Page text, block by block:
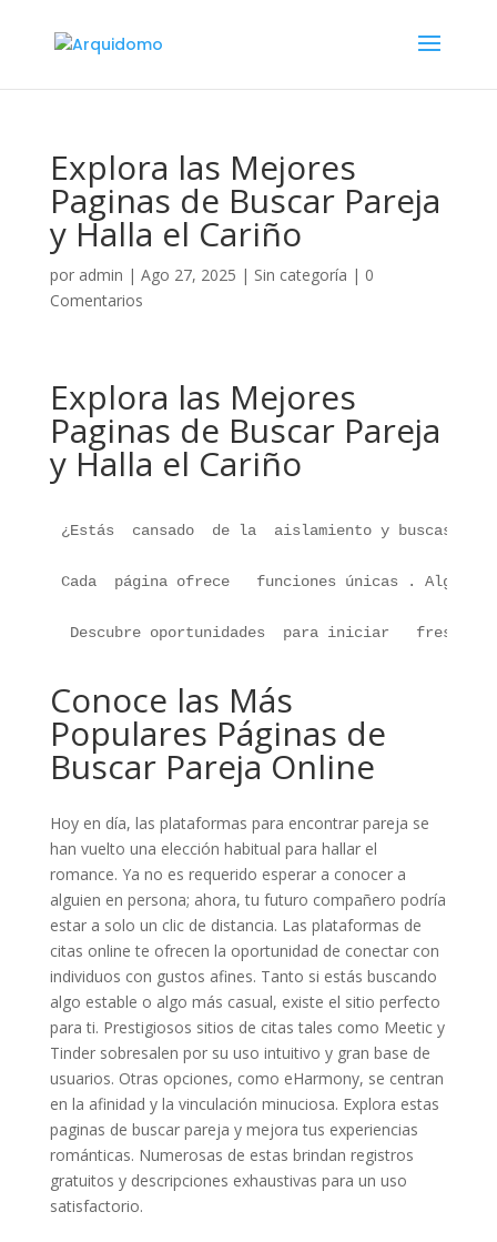
Explora las Mejores
Paginas de Buscar Pareja
y Halla el Cariño
por admin | Ago 27, 2025 | Sin categoría | 0
Comentarios
Explora las Mejores
Paginas de Buscar Pareja
y Halla el Cariño
¿Estás  cansado  de la  aislamiento y buscas
Cada  página ofrece   funciones únicas .
Descubre oportunidades  para iniciar   frescas
Conoce las Más
Populares Páginas de
Buscar Pareja Online
Hoy en día, las plataformas para encontrar pareja se
han vuelto una elección habitual para hallar el
romance. Ya no es requerido esperar a conocer a
alguien en persona; ahora, tu futuro compañero podría
estar a solo un clic de distancia. Las plataformas de
citas online te ofrecen la oportunidad de conectar con
individuos con gustos afines. Tanto si estás buscando
algo estable o algo más casual, existe el sitio perfecto
para ti. Prestigiosos sitios de citas tales como Meetic y
Tinder sobresalen por su uso intuitivo y gran base de
usuarios. Otras opciones, como eHarmony, se centran
en la afinidad y la vinculación minuciosa. Explora estas
paginas de buscar pareja y mejora tus experiencias
románticas. Numerosas de estas brindan registros
gratuitos y descripciones exhaustivas para un uso
satisfactorio.